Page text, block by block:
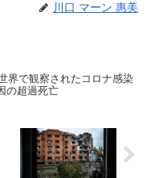
川口 マーン 惠美
界で観察されたコロナ感染
の超過死亡